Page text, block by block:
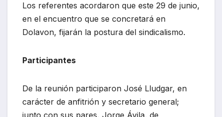
Los referentes acordaron que este 29 de junio,
en el encuentro que se concretará en
Dolavon, fijarán la postura del sindicalismo.
Participantes
De la reunión participaron José Lludgar, en
carácter de anfitrión y secretario general;